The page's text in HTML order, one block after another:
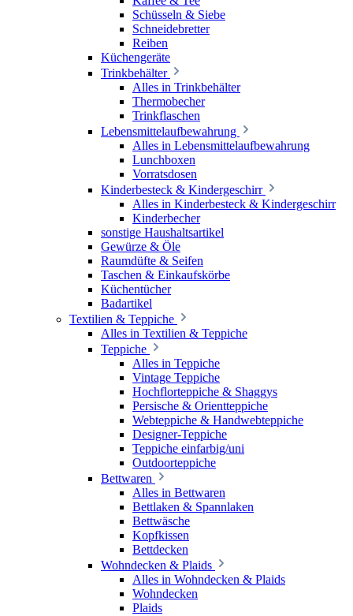
Schüsseln & Siebe
Schneidebretter
Reiben
Küchengeräte
Trinkbehälter
Alles in Trinkbehälter
Thermobecher
Trinkflaschen
Lebensmittelaufbewahrung
Alles in Lebensmittelaufbewahrung
Lunchboxen
Vorratsdosen
Kinderbesteck & Kindergeschirr
Alles in Kinderbesteck & Kindergeschirr
Kinderbecher
sonstige Haushaltsartikel
Gewürze & Öle
Raumdüfte & Seifen
Taschen & Einkaufskörbe
Küchentücher
Badartikel
Textilien & Teppiche
Alles in Textilien & Teppiche
Teppiche
Alles in Teppiche
Vintage Teppiche
Hochflorteppiche & Shaggys
Persische & Orientteppiche
Webteppiche & Handwebteppiche
Designer-Teppiche
Teppiche einfarbig/uni
Outdoorteppiche
Bettwaren
Alles in Bettwaren
Bettlaken & Spannlaken
Bettwäsche
Kopfkissen
Bettdecken
Wohndecken & Plaids
Alles in Wohndecken & Plaids
Wohndecken
Plaids